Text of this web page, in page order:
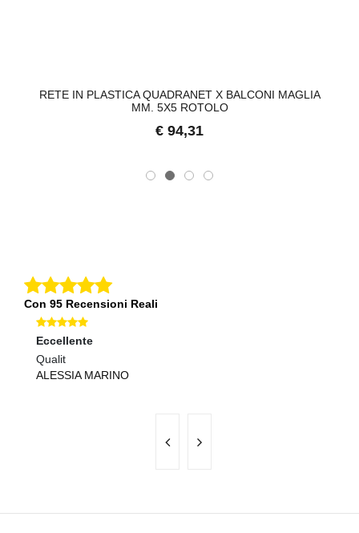
RETE IN PLASTICA QUADRANET X BALCONI MAGLIA
MM. 5X5 ROTOLO
€ 94,31
Con 95 Recensioni Reali
Eccellente
Qualit
ALESSIA MARINO